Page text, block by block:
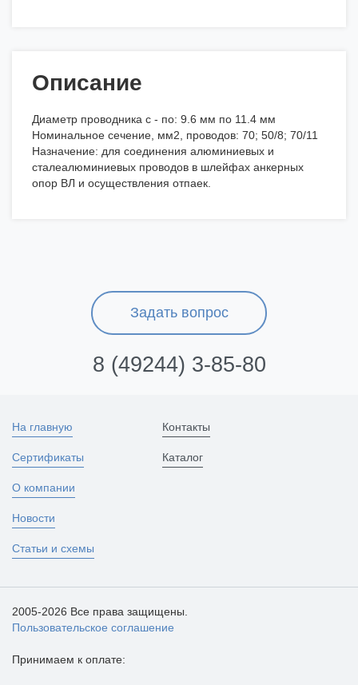
Описание
Диаметр проводника с - по: 9.6 мм по 11.4 мм
Номинальное сечение, мм2, проводов: 70; 50/8; 70/11
Назначение: для соединения алюминиевых и
сталеалюминиевых проводов в шлейфах анкерных
опор ВЛ и осуществления отпаек.
Задать вопрос
8 (49244) 3-85-80
На главную
Сертификаты
О компании
Новости
Статьи и схемы
Контакты
Каталог
2005-2026 Все права защищены.
Пользовательское соглашение
Принимаем к оплате: